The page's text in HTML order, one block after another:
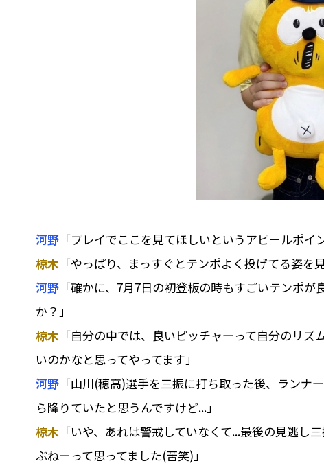
河野 「プレイでここを見てほしいというアピールポイ
椋木 「やっぱり、まっすぐとテンポよく投げてる姿を
河野 「確かに、7月7日の初登板の時もすごいテンポ
か？」
椋木 「自分の中では、良いピッチャーって自分のリ
いのかなと思ってやってます」
河野 「山川(穂高)選手を三振に打ち取った後、ラン
ら降りていたと思うんですけど...」
椋木 「いや、あれは警戒していなくて...最後の見逃
ぶねーって思ってました(苦笑)」